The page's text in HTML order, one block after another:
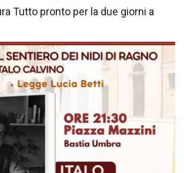
Tutto pronto per la due giorni a